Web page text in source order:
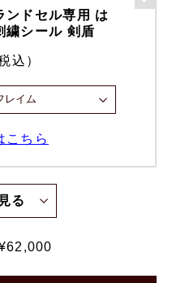
ンドセル専用 は
繍シール 剣盾
込）
こちら
る
62,000